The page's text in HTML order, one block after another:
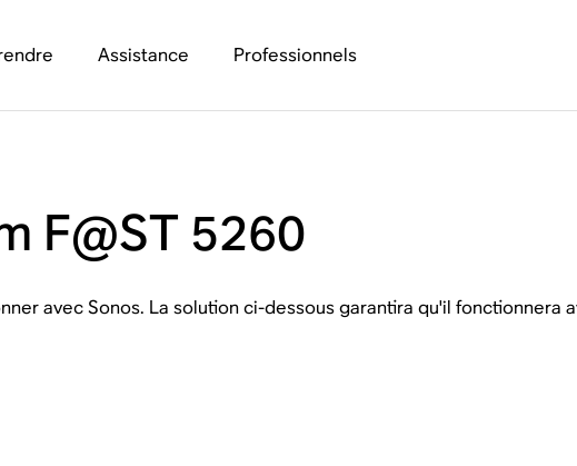
Assistance Professionnels
F@ST 5260
avec Sonos. La solution ci-dessous garantira qu'il fonctionnera